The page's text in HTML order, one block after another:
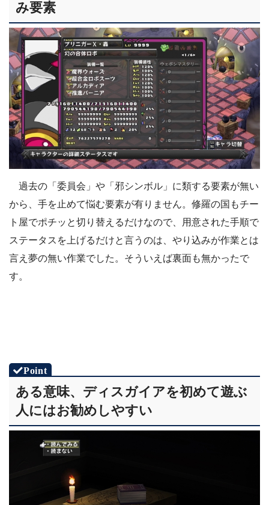
み要素
過去の「委員会」や「邪シンボル」に類する要素が無い
から、手を止めて悩む要素が有りません。修羅の国もチー
ト屋でポチッと切り替えるだけなので、用意された手順で
ステータスを上げるだけと言うのは、やり込みが作業とは
言え夢の無い作業でした。そういえば裏面も無かったで
す。
ある意味、ディスガイアを初めて遊ぶ
人にはお勧めしやすい